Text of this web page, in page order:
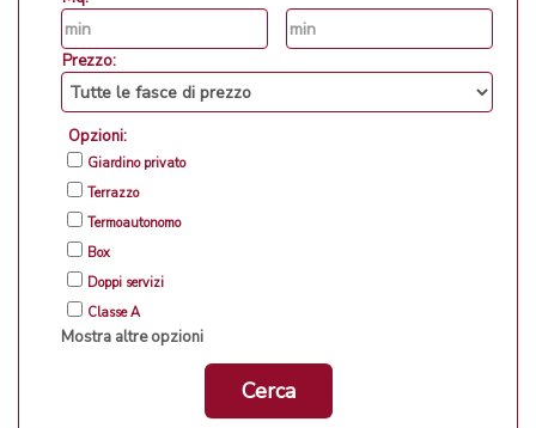
Prezzo:
Opzioni:
Giardino privato
Terrazzo
Termoautonomo
Box
Doppi servizi
Classe A
Mostra altre opzioni
Cerca